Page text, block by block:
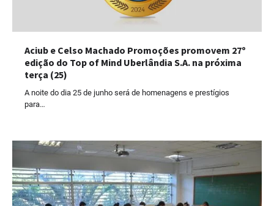
Aciub e Celso Machado Promoções promovem 27º
edição do Top of Mind Uberlândia S.A. na próxima
terça (25)
A noite do dia 25 de junho será de homenagens e prestígios
para…